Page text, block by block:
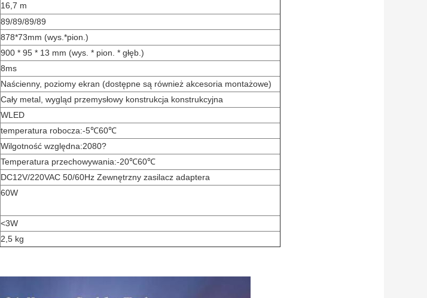
16,7 m
89/89/89/89
878*73mm (wys.*pion.)
900 * 95 * 13 mm (wys. * pion. * głęb.)
8ms
Naścienny, poziomy ekran (dostępne są również akcesoria montażowe)
Cały metal, wygląd przemysłowy konstrukcja konstrukcyjna
WLED
temperatura robocza:-5℃60℃
Wilgotność względna:2080?
Temperatura przechowywania:-20℃60℃
DC12V/220VAC 50/60Hz Zewnętrzny zasilacz adaptera
60W
<3W
2,5 kg